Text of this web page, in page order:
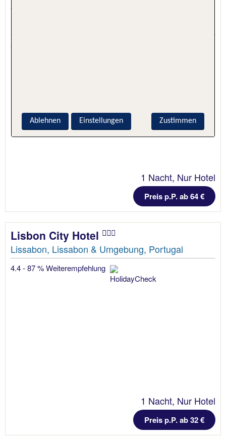
Vila Baleira Village
5.2 - 83 % Weiterempfehlung
1 Nacht, Nur Hotel
Preis p.P. ab 64 €
Lisbon City Hotel
Lissabon, Lissabon & Umgebung, Portugal
4.4 - 87 % Weiterempfehlung
1 Nacht, Nur Hotel
Preis p.P. ab 32 €
Zustimmen
Ablehnen Einstellungen